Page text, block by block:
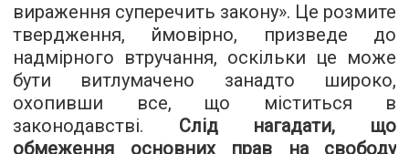
вираження суперечить закону». Це розмите
твердження, ймовірно, призведе до
надмірного втручання, оскільки це може
бути витлумачено занадто широко,
охопивши все, що міститься в
законодавстві. Слід нагадати, що
обмеження основних прав на свободу